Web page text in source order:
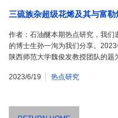
三硫族杂超级花烯及其与富
作者：石油醚本期热点研究，我
的博士生孙一洵为我们分享。
陕西师范大学魏俊发教授团队的
2023/6/19 热点研究